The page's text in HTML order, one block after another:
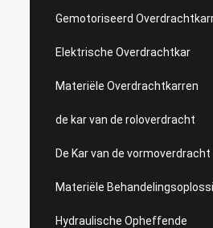
Gemotoriseerd
Elektrische Overdrachtkar
Materiële Overdrachtkarren
de kar van de roloverdracht
De Kar van de vormoverdracht
Materiële
Hydraulische Opheffende